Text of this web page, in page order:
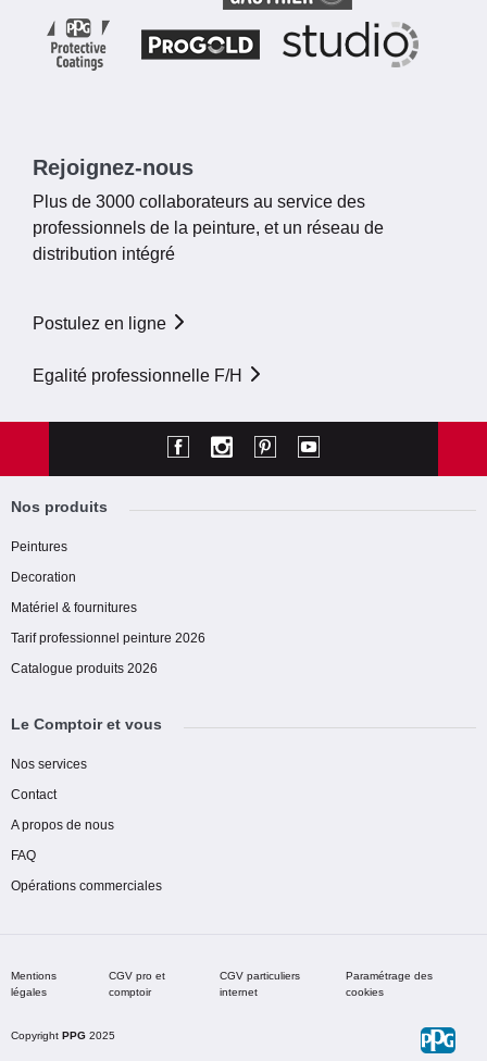
Rejoignez-nous
Plus de 3000 collaborateurs au service des
professionnels de la peinture, et un réseau de
distribution intégré
Postulez en ligne
Egalité professionnelle F/H
Nos produits
Peintures
Decoration
Matériel & fournitures
Tarif professionnel peinture 2026
Catalogue produits 2026
Le Comptoir et vous
Nos services
Contact
A propos de nous
FAQ
Opérations commerciales
Mentions
légales
CGV pro et
comptoir
CGV particuliers
internet
Paramétrage des
cookies
Copyright PPG 2025